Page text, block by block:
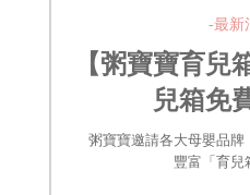
-最新
【粥寶寶育兒
兒箱免
粥寶寶邀請各大母嬰品
豐富「育兒